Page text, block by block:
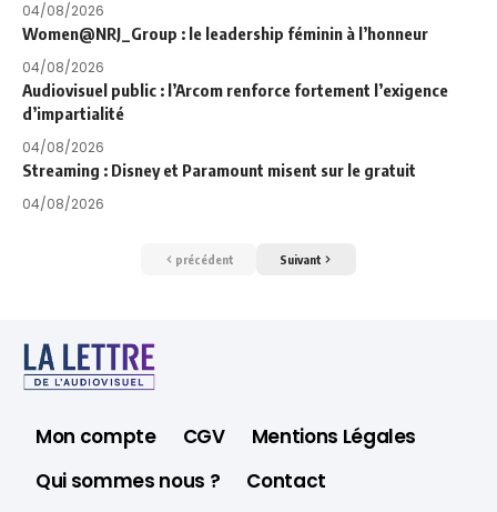
04/08/2026
Women@NRJ_Group : le leadership féminin à l’honneur
04/08/2026
Audiovisuel public : l’Arcom renforce fortement l’exigence
d’impartialité
04/08/2026
Streaming : Disney et Paramount misent sur le gratuit
04/08/2026
précédent Suivant
Mon compte CGV
Mentions Légales
Qui sommes nous ?
Contact